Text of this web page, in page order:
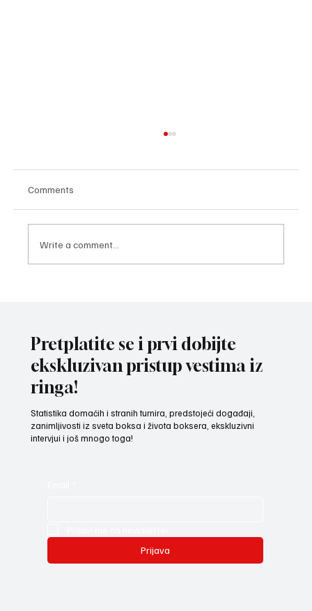
Comments
Write a comment...
Pretplatite se i prvi dobijte
ekskluzivan pristup vestima iz
ringa!
Statistika domaćih i stranih turnira, predstojeći događaji,
zanimljivosti iz sveta boksa i života boksera, ekskluzivni
intervjui i još mnogo toga!
Prijava